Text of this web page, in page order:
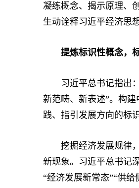
凝练概念、揭示原理、
生动诠释习近平经济思
提炼标识性概念，
习近平总书记指出：“
新范畴、新表述”。构
践、指引发展方向的标
挖掘经济发展规律，
新现象。习近平总书记
“经济发展新常态”“供